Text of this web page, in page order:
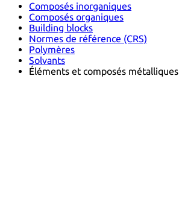
Composés inorganiques
Composés organiques
Building blocks
Normes de référence (CRS)
Polymères
Solvants
Éléments et composés métalliques